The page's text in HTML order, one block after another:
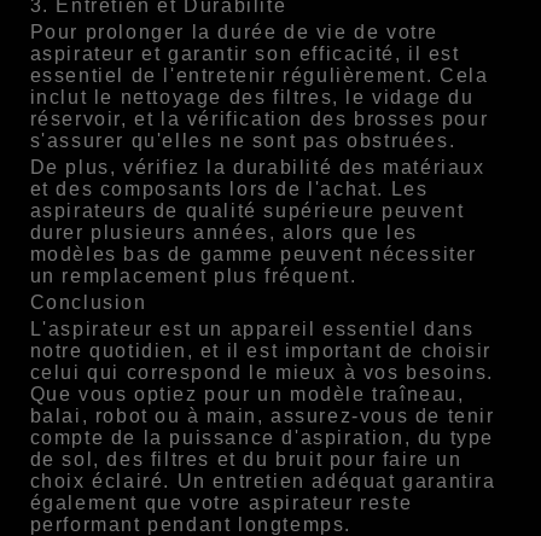
3. Entretien et Durabilité
Pour prolonger la durée de vie de votre
aspirateur et garantir son efficacité, il est
essentiel de l'entretenir régulièrement. Cela
inclut le nettoyage des filtres, le vidage du
réservoir, et la vérification des brosses pour
s'assurer qu'elles ne sont pas obstruées.
De plus, vérifiez la durabilité des matériaux
et des composants lors de l'achat. Les
aspirateurs de qualité supérieure peuvent
durer plusieurs années, alors que les
modèles bas de gamme peuvent nécessiter
un remplacement plus fréquent.
Conclusion
L'aspirateur est un appareil essentiel dans
notre quotidien, et il est important de choisir
celui qui correspond le mieux à vos besoins.
Que vous optiez pour un modèle traîneau,
balai, robot ou à main, assurez-vous de tenir
compte de la puissance d'aspiration, du type
de sol, des filtres et du bruit pour faire un
choix éclairé. Un entretien adéquat garantira
également que votre aspirateur reste
performant pendant longtemps.